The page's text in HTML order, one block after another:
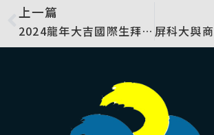
上一篇
2024龍年大吉國際生拜年暨戶外體驗活動